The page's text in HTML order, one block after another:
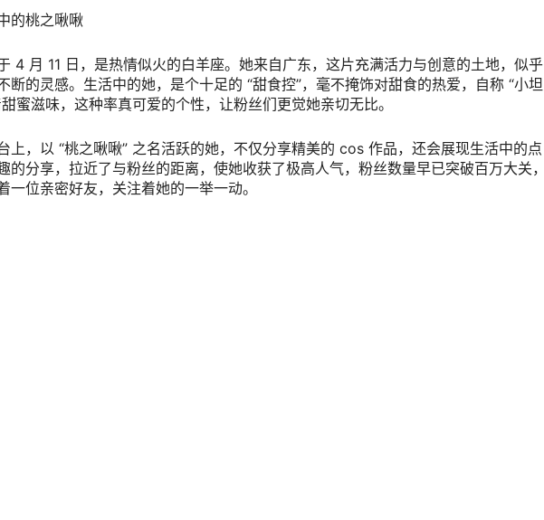
的桃之啾啾
4 月 11 日，是热情似火的白羊座。她来自广东，这片充满活力与创意的土地，似乎
断的灵感。生活中的她，是个十足的 “甜食控”，毫不掩饰对甜食的热爱，自称 “小坦
蜜滋味，这种率真可爱的个性，让粉丝们更觉她亲切无比。
上，以 “桃之啾啾” 之名活跃的她，不仅分享精美的 cos 作品，还会展现生活中的点
的分享，拉近了与粉丝的距离，使她收获了极高人气，粉丝数量早已突破百万大关，
一位亲密好友，关注着她的一举一动。